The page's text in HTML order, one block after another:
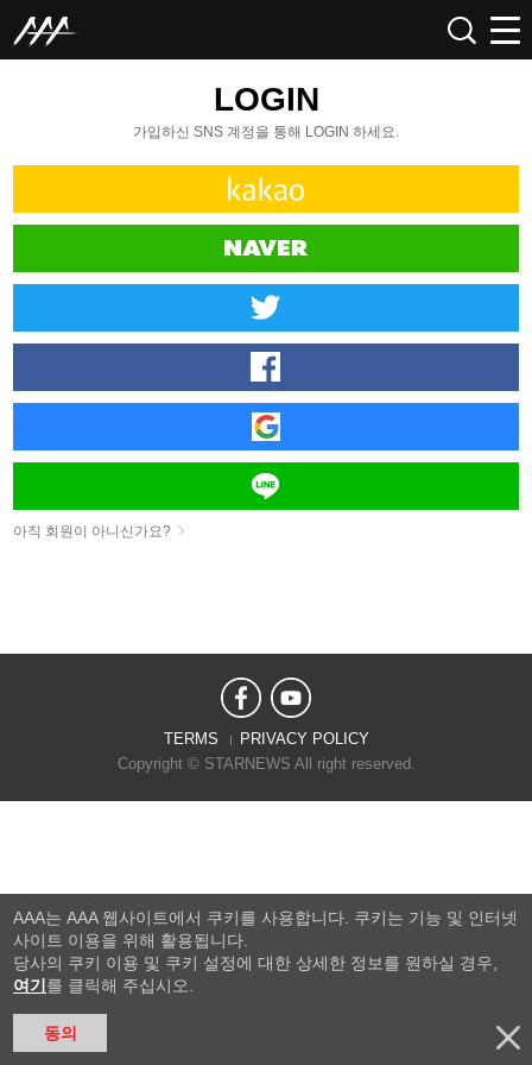
LOGIN
가입하신 SNS 계정을 통해 LOGIN 하세요.
아직 회원이 아니신가요?
TERMS
PRIVACY POLICY
Copyright © STARNEWS All right reserved.
AAA는 AAA 웹사이트에서 쿠키를 사용합니다. 쿠키는 기능 및 인터넷
사이트 이용을 위해 활용됩니다.
당사의 쿠키 이용 및 쿠키 설정에 대한 상세한 정보를 원하실 경우,
여기 를 클릭해 주십시오.
동의